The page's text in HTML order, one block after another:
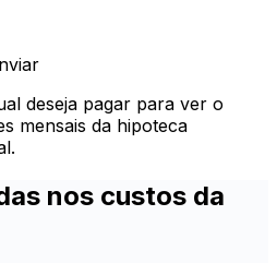
deseja pagar para ver o
mensais da hipoteca
nos custos da